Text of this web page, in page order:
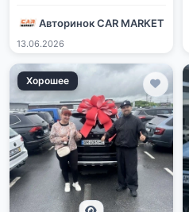
Авторинок CAR MARKET
13.06.2026
Хорошее